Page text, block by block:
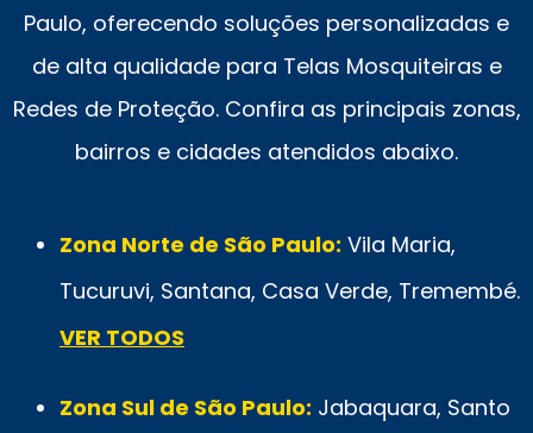
Paulo, oferecendo soluções personalizadas e
de alta qualidade para Telas Mosquiteiras e
Redes de Proteção. Confira as principais zonas,
bairros e cidades atendidos abaixo.
Zona Norte de São Paulo: Vila Maria,
Tucuruvi, Santana, Casa Verde, Tremembé.
VER TODOS
Zona Sul de São Paulo: Jabaquara, Santo